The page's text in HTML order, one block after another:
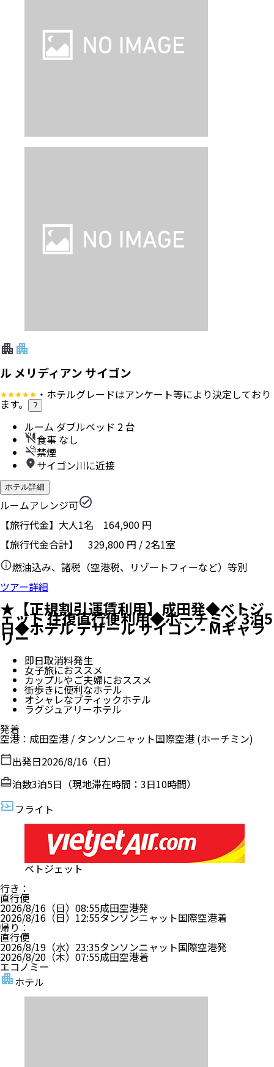
ル メリディアン サイゴン
・ホテルグレードはアンケート等により決定しており
ます。 ?
ルーム ダブルベッド 2 台
食事 なし
禁煙
サイゴン川に近接
ホテル詳細
ルームアレンジ可
【旅行代金】大人1名 164,900 円
【旅行代金合計】 329,800 円 / 2名1室
燃油込み、諸税（空港税、リゾートフィーなど）等別
ツアー詳細
★【正規割引運賃利用】成田発◆ベトジ
ェット 往復直行便利用◆ホーチミン 3泊5
日◆ホテル デザール サイゴン - Mギャラ
リー
即日取消料発生
女子旅におススメ
カップルやご夫婦におススメ
街歩きに便利なホテル
オシャレなブティックホテル
ラグジュアリーホテル
発着
空港 ： 成田空港 / タンソンニャット国際空港 (ホーチミン)
出発日2026/8/16（日）
泊数3泊5日（現地滞在時間： 3日10時間）
フライト
ベトジェット
行き ：
直行便
2026/8/16（日） 08:55成田空港発
2026/8/16（日） 12:55タンソンニャット国際空港着
帰り ：
直行便
2026/8/19（水） 23:35タンソンニャット国際空港発
2026/8/20（木） 07:55成田空港着
エコノミー
ホテル